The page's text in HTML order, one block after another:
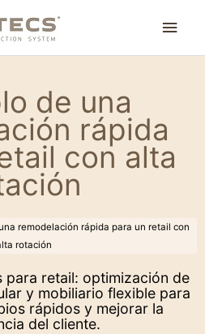
de una
rápida
con alta
remodelación rápida para un retail con
rotación
para retail: optimización de
y mobiliario flexible para
rápidos y mejorar la
del cliente.